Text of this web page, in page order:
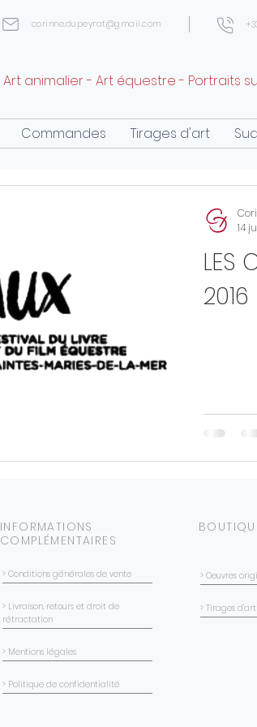
corinne.dupeyrat@gmail.com
Art animalier - Art équestre - Portraits
Commandes Tirages d'art
LES
2016
14
INFORMATIONS
COMPLÉMENTAIRES
> Conditions générales de vente
> Livraison, retours et droit de
rétractation
> Mentions légales
> Politique de confidentialité
> Oeuvres
> Tirages d'art